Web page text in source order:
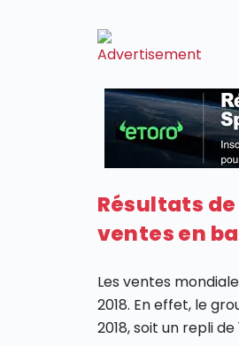
Résultats
ventes en
Les ventes
2018. En effet, le
2018, soit un repli de